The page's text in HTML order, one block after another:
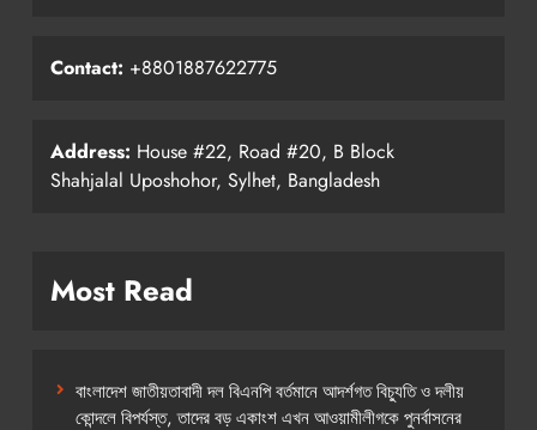
Contact: +8801887622775
Address: House #22, Road #20, B Block
Shahjalal Uposhohor, Sylhet, Bangladesh
Most Read
বাংলাদেশ জাতীয়তাবাদী দল বিএনপি বর্তমানে আদর্শগত বিচ্যুতি ও দলীয়
কোন্দলে বিপর্যস্ত, তাদের বড় একাংশ এখন আওয়ামীলীগকে পুনর্বাসনের